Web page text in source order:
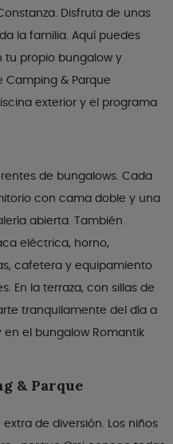
Disfruta de unas
la familia. Aquí puedes
tu propio bungalow y
& Parque
exterior y el programa
de bungalows. Cada
con cama doble y una
abierta. También
eléctrica, horno,
cafetera y equipamiento
En la terraza, con sillas de
tranquilamente del día a
en el bungalow Romantik
& Parque
de diversión. Los niños